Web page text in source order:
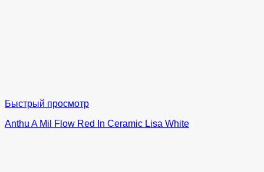
Быстрый просмотр
Anthu A Mil Flow Red In Ceramic Lisa White